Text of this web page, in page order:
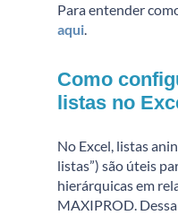
Para entender
aqui.
Como
listas no
No Excel, listas
listas”) são úteis
hierárquicas em
MAXIPROD.